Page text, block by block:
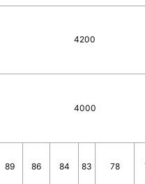
4200
4000
89 86 84 83 78